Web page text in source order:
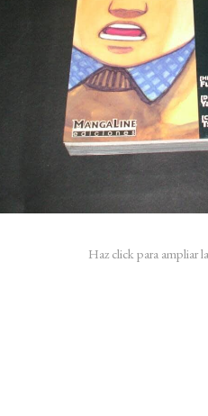
Haz click para ampliar